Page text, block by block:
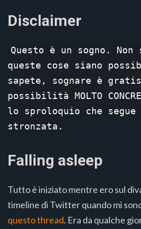
Disclaimer
Questo è un sogno. Non
queste cose siano
sapete, sognare è
possibilità MOLTO
lo sproloquio che segue
stronzata.
Falling asleep
Tutto è iniziato mentre ero sul
timeline di Twitter quando mi
questo thread. Era da qualche